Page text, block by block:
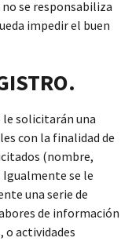
no se responsabiliza
impedir el buen
le solicitarán una
con la finalidad de
(nombre,
se le
una serie de
de información
o actividades